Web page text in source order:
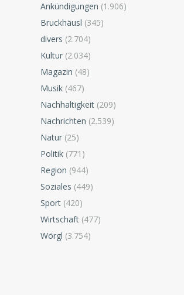
Ankündigungen (1.906)
Bruckhäusl (345)
divers (2.704)
Kultur (2.034)
Magazin (48)
Musik (467)
Nachhaltigkeit (209)
Nachrichten (2.539)
Natur (25)
Politik (771)
Region (944)
Soziales (449)
Sport (420)
Wirtschaft (477)
Wörgl (3.754)